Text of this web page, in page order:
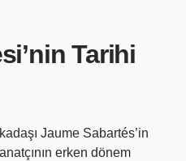
Tarihi
Jaume Sabartés’in
erken dönem